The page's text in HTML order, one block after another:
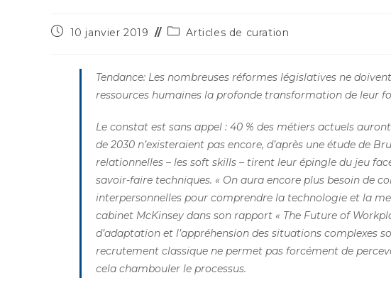
Publication
10 janvier 2019
PostArticles de curation
Tendance: Les nombreuses réformes législatives ne
ressources humaines la profonde transformation de leur
Le constat est sans appel : 40 % des métiers actuels
de 2030 n’existeraient pas encore, d’après une étude de
relationnelles – les soft skills – tirent leur épingle du jeu
savoir-faire techniques. « On aura encore plus besoin de
interpersonnelles pour comprendre la technologie et la
cabinet McKinsey dans son rapport « The Future of
d’adaptation et l’appréhension des situations complexes
recrutement classique ne permet pas forcément de
cela chambouler le processus.